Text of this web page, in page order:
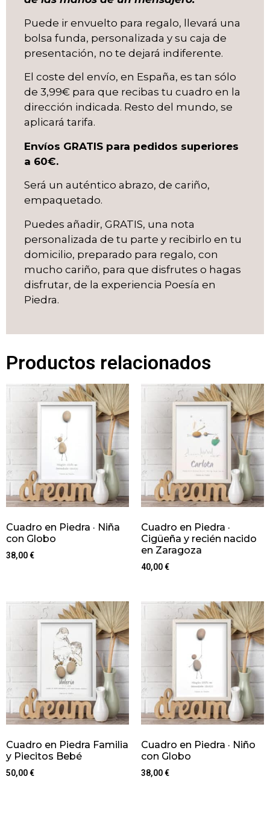
Puede ir envuelto para regalo, llevará una
bolsa funda, personalizada y su caja de
presentación, no te dejará indiferente.
El coste del envío, en España, es tan sólo
de 3,99€ para que recibas tu cuadro en la
dirección indicada. Resto del mundo, se
aplicará tarifa.
Envíos GRATIS para pedidos superiores
a 60€.
Será un auténtico abrazo, de cariño,
empaquetado.
Puedes añadir, GRATIS, una nota
personalizada de tu parte y recibirlo en tu
domicilio, preparado para regalo, con
mucho cariño, para que disfrutes o hagas
disfrutar, de la experiencia Poesía en
Piedra.
Productos relacionados
Cuadro en Piedra · Niña
con Globo
38,00€
Cuadro en Piedra ·
Cigüeña y recién nacido
en Zaragoza
40,00€
Cuadro en Piedra Familia
y Piecitos Bebé
50,00€
Cuadro en Piedra · Niño
con Globo
38,00€